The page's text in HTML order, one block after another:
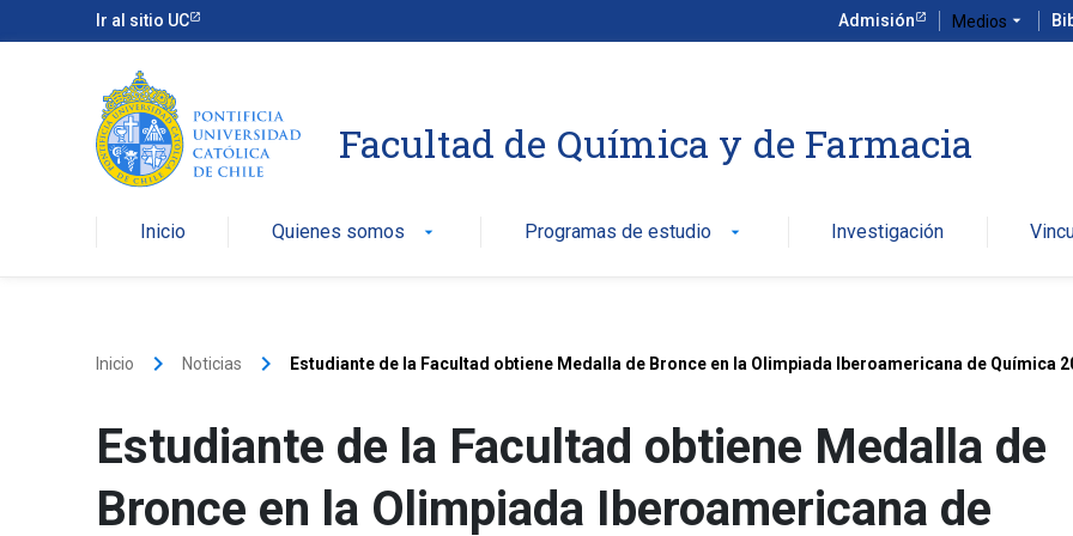
Ir al sitio UC Admisión Medios arrow_drop_down
Facultad de Química y de Farmacia
Inicio Quienes somos arrow_drop_down Programas de estudio arrow_drop_down Investigación
Inicio keyboard_arrow_right Noticias keyboard_arrow_right Estudiante de la Facultad obtiene Medalla de Bronce en la Olimpiada Iberoamericana de Química
Estudiante de la Facultad obtiene Medalla de
Bronce en la Olimpiada Iberoamericana de